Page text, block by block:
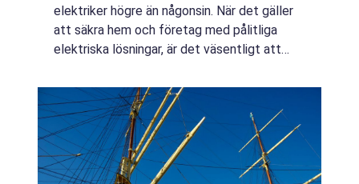
elektriker högre än någonsin. När det gäller
att säkra hem och företag med pålitliga
elektriska lösningar, är det väsentligt att